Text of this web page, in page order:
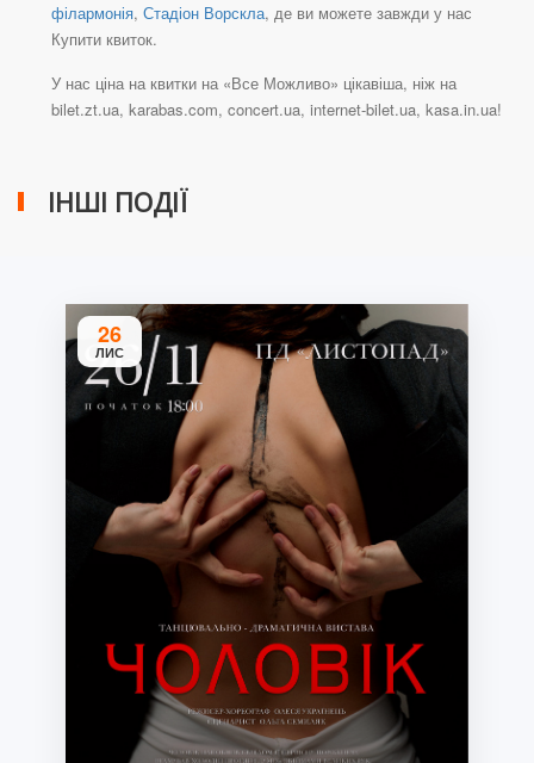
філармонія, Стадіон Ворскла, де ви можете завжди у нас
Купити квиток.
У нас ціна на квитки на «Все Можливо» цікавіша, ніж на
bilet.zt.ua, karabas.com, concert.ua, internet-bilet.ua, kasa.in.ua!
ІНШІ ПОДІЇ
26
ЛИС